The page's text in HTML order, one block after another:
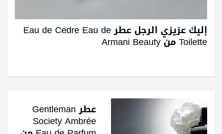
إليكَ عزيزي الرجل عطر Eau de Cedre Eau de
Toilette من Armani Beauty
عطر Gentleman
Society Ambrée